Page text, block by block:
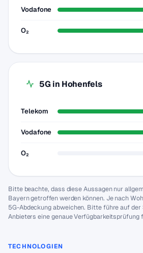
Vodafone
O₂
5G in Hohenfels
Telekom
Vodafone
O₂
Bitte beachte, dass diese Aussagen nur
Bayern getroffen werden können. Je nach
5G-Abdeckung abweichen. Bitte führe auf
Anbieters eine genaue Verfügbarkeitsprüfung
TECHNOLOGIEN